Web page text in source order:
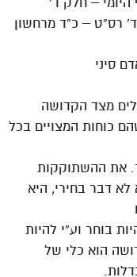
רס”ט – כ”ד מרחשון
סיני
כוחות המצויים בכל
את ההשתוקקות
דבר בחירי, היא
בוחר וע”י להיות
הוא כלי של